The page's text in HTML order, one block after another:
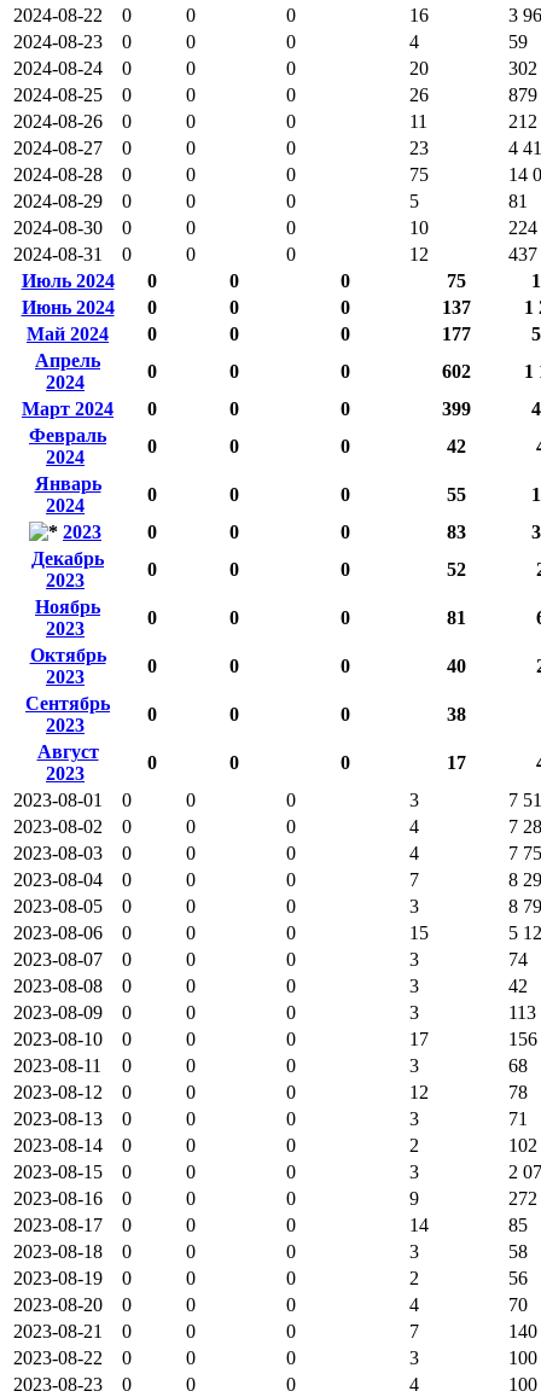
2024-08-22
0 0 0 16
3
2024-08-23
0 0 0 4
59
2024-08-24
0 0 0 20
302
2024-08-25
0 0 0 26
879
2024-08-26
0 0 0 11
212
2024-08-27
0 0 0 23
4
2024-08-28
0 0 0 75
14
2024-08-29
0 0 0 5
81
2024-08-30
0 0 0 10
224
2024-08-31
0 0 0 12
437
Июль 2024
0 0 0 75
Июнь 2024
0 0 0 137
1
Май 2024
0 0 0 177
Апрель
2024
0 0 0 602
1
Март 2024
0 0 0 399
Февраль
2024
0 0 0 42
Январь
2024
0 0 0 55
2023
0 0 0 83
Декабрь
2023
0 0 0 52
Ноябрь
2023
0 0 0 81
Октябрь
2023
0 0 0 40
Сентябрь
2023
0 0 0 38
Август
2023
0 0 0 17
2023-08-01
0 0 0 3
7
2023-08-02
0 0 0 4
7
2023-08-03
0 0 0 4
7
2023-08-04
0 0 0 7
8
2023-08-05
0 0 0 3
8
2023-08-06
0 0 0 15
5
2023-08-07
0 0 0 3
74
2023-08-08
0 0 0 3
42
2023-08-09
0 0 0 3
113
2023-08-10
0 0 0 17
156
2023-08-11
0 0 0 3
68
2023-08-12
0 0 0 12
78
2023-08-13
0 0 0 3
71
2023-08-14
0 0 0 2
102
2023-08-15
0 0 0 3
2
2023-08-16
0 0 0 9
272
2023-08-17
0 0 0 14
85
2023-08-18
0 0 0 3
58
2023-08-19
0 0 0 2
56
2023-08-20
0 0 0 4
70
2023-08-21
0 0 0 7
140
2023-08-22
0 0 0 3
100
2023-08-23
0 0 0 4 100